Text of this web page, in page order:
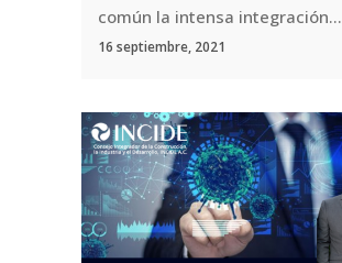
común la intensa integración...
16 septiembre, 2021